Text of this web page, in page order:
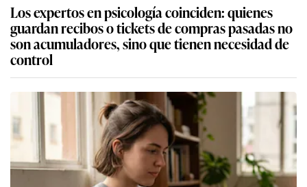
Los expertos en psicología coinciden: quienes
guardan recibos o tickets de compras pasadas no
son acumuladores, sino que tienen necesidad de
control